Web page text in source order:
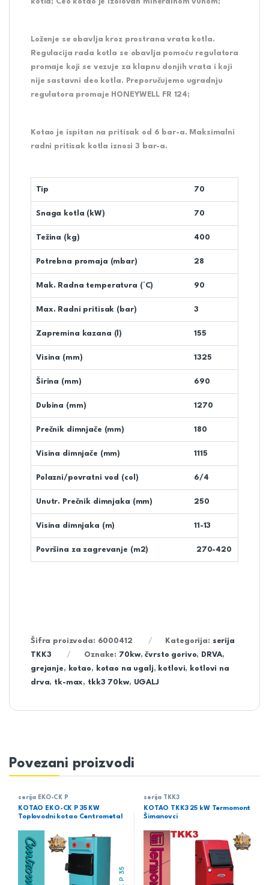
Loženje se obavlja kroz prostrana vrata kotla.
Regulacija rada kotla se obavlja pomoću regulatora
promaje koji se vezuje za klapnu donjih vrata i koji
nije sastavni deo kotla. Preporučujemo ugradnju
regulatora promaje HONEYWELL FR 124;
Kotao je ispitan na pritisak od 6 bar-a. Maksimalni
radni pritisak kotla iznosi 3 bar-a.
Tip 70
Snaga kotla (kW) 70
Težina (kg) 400
Potrebna promaja (mbar) 28
Mak. Radna temperatura (°C) 90
Max. Radni pritisak (bar) 3
Zapremina kazana (l) 155
Visina (mm) 1325
Širina (mm) 690
Dubina (mm) 1270
Prečnik dimnjače (mm) 180
Visina dimnjače (mm) 1115
Polazni/povratni vod (col) 6/4
Unutr. Prečnik dimnjaka (mm) 250
Visina dimnjaka (m) 11-13
Površina za zagrevanje (m2) 270-420
Šifra proizvoda: 6000412 Kategorija: serija
TKK3
Oznake: 70kw,čvrsto gorivo, DRVA,
grejanje, kotao, kotao na ugalj, kotlovi,
kotlovi na
drva, tk-max, tkk3 70kw, UGALJ
Povezani proizvodi
serija EKO-CK P
KOTAO EKO-CK P 35 KW
Toplovodni kotao Centrometal
serija TKK3
KOTAO TKK3 25 kW Termomont
Šimanovci